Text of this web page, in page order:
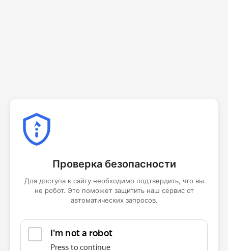
Проверка безопасности
Для доступа к сайту необходимо подтвердить, что вы
не робот. Это поможет защитить наш сервис от
автоматических запросов.